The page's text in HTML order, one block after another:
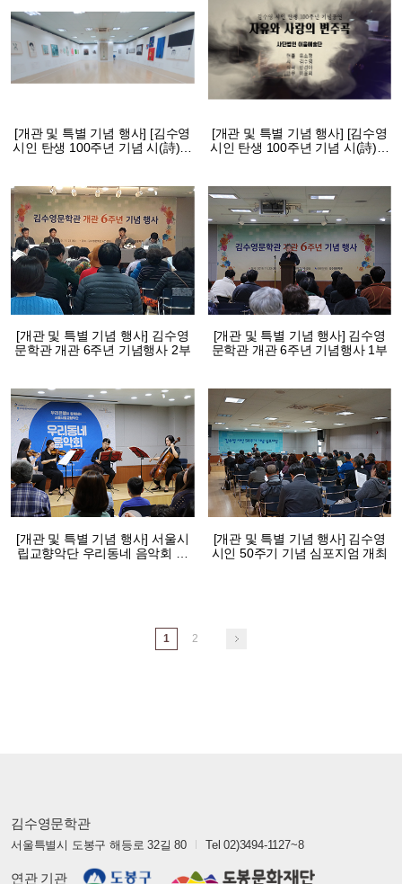
[개관 및 특별 기념 행사] [김수영
시인 탄생 100주년 기념 시(詩)그
[개관 및 특별 기념 행사] [김수영
시인 탄생 100주년 기념 시(詩)국
[개관 및 특별 기념 행사] 김수영
문학관 개관 6주년 기념행사 2부
[개관 및 특별 기념 행사] 김수영
문학관 개관 6주년 기념행사 1부
[개관 및 특별 기념 행사] 서울시
립교향악단 우리동네 음악회 실
[개관 및 특별 기념 행사] 김수영
시인 50주기 기념 심포지엄 개최
1 2
김수영문학관
서울특별시 도봉구 해등로 32길 80 Tel 02)3494-1127~8
연관 기관